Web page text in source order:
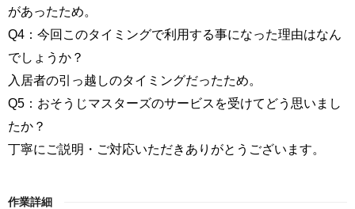
があったため。
Q4：今回このタイミングで利用する事になった理由はなん
でしょうか？
入居者の引っ越しのタイミングだったため。
Q5：おそうじマスターズのサービスを受けてどう思いまし
たか？
丁寧にご説明・ご対応いただきありがとうございます。
作業詳細